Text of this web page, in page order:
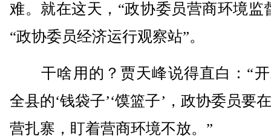
难。就在这天，“政协委员营商环境监
“政协委员经济运行观察站”。
干啥用的？贾天峰说得直白：“开
全县的‘钱袋子’‘馍篮子’，政协委员要
营扎寨，盯着营商环境不放。”